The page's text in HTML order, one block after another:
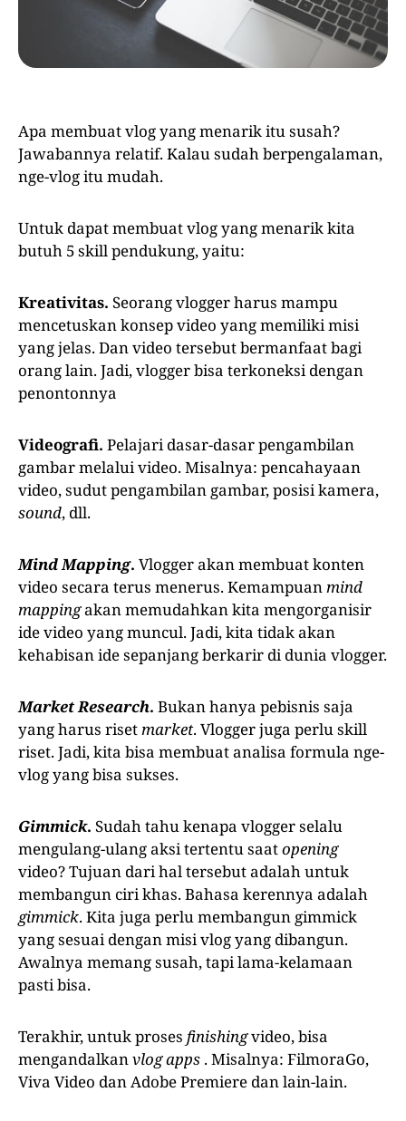
Apa membuat vlog yang menarik itu susah?
Jawabannya relatif. Kalau sudah berpengalaman,
nge-vlog itu mudah.
Untuk dapat membuat vlog yang menarik kita
butuh 5 skill pendukung, yaitu:
Kreativitas. Seorang vlogger harus mampu
mencetuskan konsep video yang memiliki misi
yang jelas. Dan video tersebut bermanfaat bagi
orang lain. Jadi, vlogger bisa terkoneksi dengan
penontonnya
Videografi. Pelajari dasar-dasar pengambilan
gambar melalui video. Misalnya: pencahayaan
video, sudut pengambilan gambar, posisi kamera,
sound, dll.
Mind Mapping. Vlogger akan membuat konten
video secara terus menerus. Kemampuan mind
mappingakan memudahkan kita mengorganisir
ide video yang muncul. Jadi, kita tidak akan
kehabisan ide sepanjang berkarir di dunia vlogger.
Market Research. Bukan hanya pebisnis saja
yang harus riset market. Vlogger juga perlu skill
riset. Jadi, kita bisa membuat analisa formula nge-
vlog yang bisa sukses.
Gimmick. Sudah tahu kenapa vlogger selalu
mengulang-ulang aksi tertentu saatopening
video? Tujuan dari hal tersebut adalah untuk
membangun ciri khas. Bahasa kerennya adalah
gimmick. Kita juga perlu membangun gimmick
yang sesuai dengan misi vlog yang dibangun.
Awalnya memang susah, tapi lama-kelamaan
pasti bisa.
Terakhir, untuk proses finishingvideo, bisa
mengandalkan vlog apps . Misalnya: FilmoraGo,
Viva Video dan Adobe Premiere dan lain-lain.